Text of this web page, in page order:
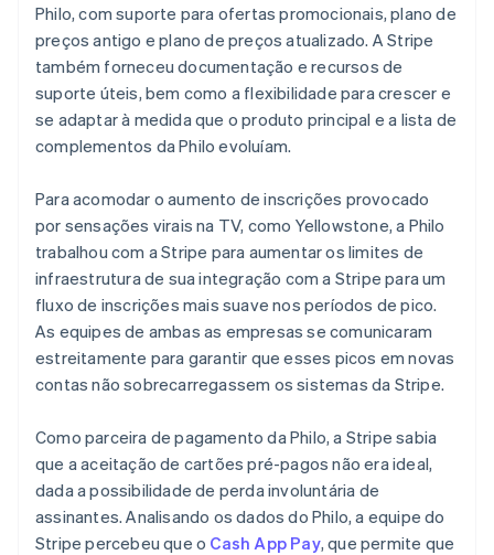
Philo, com suporte para ofertas promocionais, plano de
preços antigo e plano de preços atualizado. A Stripe
também forneceu documentação e recursos de
suporte úteis, bem como a flexibilidade para crescer e
se adaptar à medida que o produto principal e a lista de
complementos da Philo evoluíam.
Para acomodar o aumento de inscrições provocado
por sensações virais na TV, como Yellowstone, a Philo
trabalhou com a Stripe para aumentar os limites de
infraestrutura de sua integração com a Stripe para um
fluxo de inscrições mais suave nos períodos de pico.
As equipes de ambas as empresas se comunicaram
estreitamente para garantir que esses picos em novas
contas não sobrecarregassem os sistemas da Stripe.
Como parceira de pagamento da Philo, a Stripe sabia
que a aceitação de cartões pré-pagos não era ideal,
dada a possibilidade de perda involuntária de
assinantes. Analisando os dados do Philo, a equipe do
Stripe percebeu que o Cash App Pay, que permite que